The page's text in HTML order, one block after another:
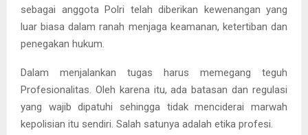
sebagai anggota Polri telah diberikan kewenangan yang
luar biasa dalam ranah menjaga keamanan, ketertiban dan
penegakan hukum.
Dalam menjalankan tugas harus memegang teguh
Profesionalitas. Oleh karena itu, ada batasan dan regulasi
yang wajib dipatuhi sehingga tidak menciderai marwah
kepolisian itu sendiri. Salah satunya adalah etika profesi.